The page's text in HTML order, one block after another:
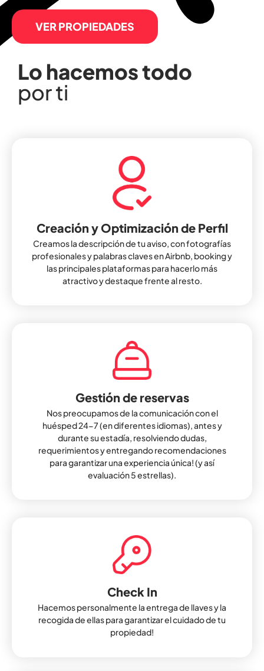
VER PROPIEDADES
Lo hacemos todo
por ti
Creación y Optimización de Perfil
Creamos la descripción de tu aviso, con fotografías
profesionales y palabras claves en Airbnb, booking y
las principales plataformas para hacerlo más
atractivo y destaque frente al resto.
Gestión de reservas
Nos preocupamos de la comunicación con el
huésped 24-7 (en diferentes idiomas), antes y
durante su estadía, resolviendo dudas,
requerimientos y entregando recomendaciones
para garantizar una experiencia única! (y así
evaluación 5 estrellas).
Check In
Hacemos personalmente la entrega de llaves y la
recogida de ellas para garantizar el cuidado de tu
propiedad!